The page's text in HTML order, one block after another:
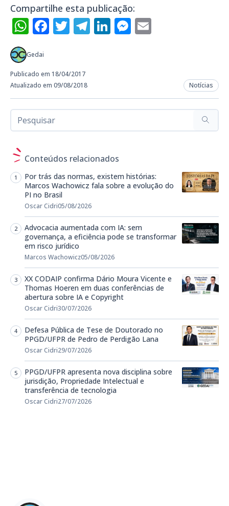
Compartilhe esta publicação:
WhatsApp
Facebook
Twitter
Telegram
LinkedIn
Messenger
Gedai
Publicado em 18/04/2017
Atualizado em 09/08/2018
Notícias
Conteúdos relacionados
Por trás das normas, existem histórias:
Marcos Wachowicz fala sobre a evolução do
PI no Brasil
Oscar Cidri05/08/2026
Advocacia aumentada com IA: sem
governança, a eficiência pode se transformar
em risco jurídico
Marcos Wachowicz05/08/2026
XX CODAIP confirma Dário Moura Vicente e
Thomas Hoeren em duas conferências de
abertura sobre IA e Copyright
Oscar Cidri30/07/2026
Defesa Pública de Tese de Doutorado no
PPGD/UFPR de Pedro de Perdigão Lana
Oscar Cidri29/07/2026
PPGD/UFPR apresenta nova disciplina sobre
jurisdição, Propriedade Intelectual e
transferência de tecnologia
Oscar Cidri27/07/2026